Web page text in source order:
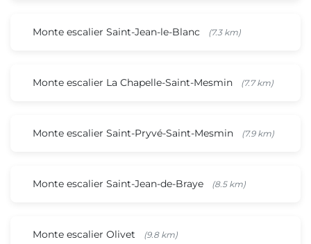
Monte escalier Saint-Jean-le-Blanc (7.3 km)
Monte escalier La Chapelle-Saint-Mesmin (7.7 km)
Monte escalier Saint-Pryvé-Saint-Mesmin (7.9 km)
Monte escalier Saint-Jean-de-Braye (8.5 km)
Monte escalier Olivet (9.8 km)